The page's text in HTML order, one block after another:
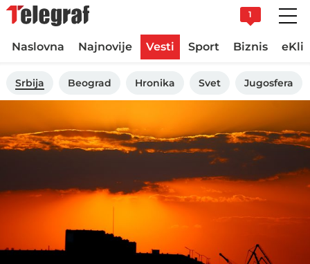
1
Naslovna Najnovije Vesti Sport Biznis
Srbija Beograd Hronika Svet Jugosfera